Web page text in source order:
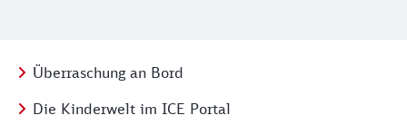
Kategorien
Springe zu:
Überraschung an Bord
Springe zu:
Die Kinderwelt im ICE Portal